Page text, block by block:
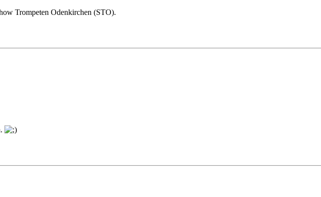
Trompeten Odenkirchen (STO).